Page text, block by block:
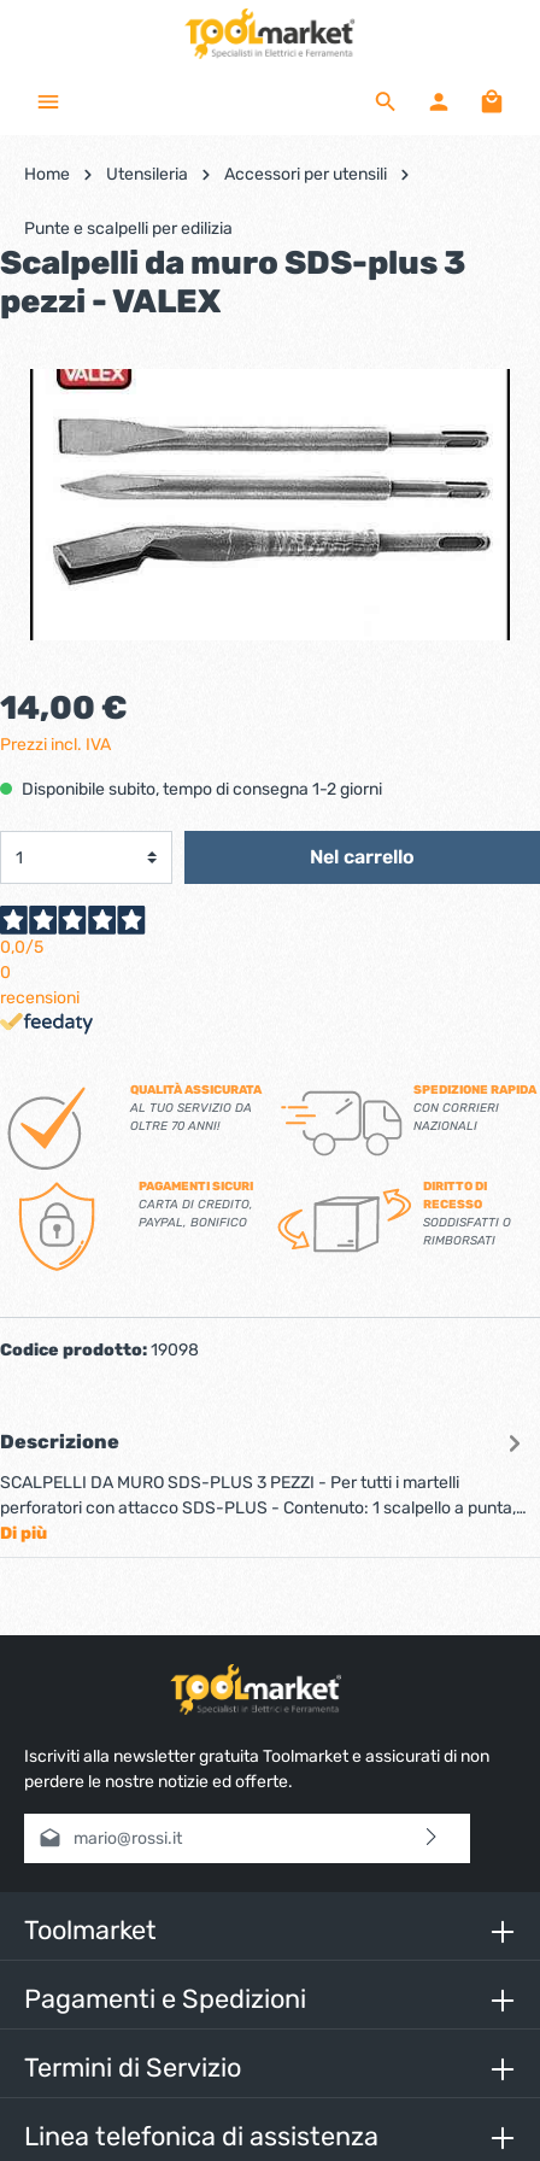
Home Utensileria Accessori per utensili
Punte e scalpelli per edilizia
Scalpelli da muro SDS-plus 3
pezzi - VALEX
14,00 €
Prezzi incl. IVA
Disponibile subito, tempo di consegna 1-2 giorni
Nel carrello
0,0/5
0
recensioni
QUALITÀ ASSICURATA
AL TUO SERVIZIO DA
OLTRE 70 ANNI!
SPEDIZIONE RAPIDA
CON CORRIERI
NAZIONALI
PAGAMENTI SICURI
CARTA DI CREDITO,
PAYPAL, BONIFICO
DIRITTO DI
RECESSO
SODDISFATTI O
RIMBORSATI
Codice prodotto:19098
Descrizione
SCALPELLI DA MURO SDS-PLUS 3 PEZZI - Per tutti i martelli
perforatori con attacco SDS-PLUS - Contenuto: 1 scalpello a punta,…
Di più
Iscriviti alla newsletter gratuita Toolmarket e assicurati di non
perdere le nostre notizie ed offerte.
Indirizzo e-mail*
nostri termini e condizioni generali
Inserisci i caratteri sopra*
Linea telefonica di assistenza
Toolmarket
Pagamenti e Spedizioni
Termini di Servizio